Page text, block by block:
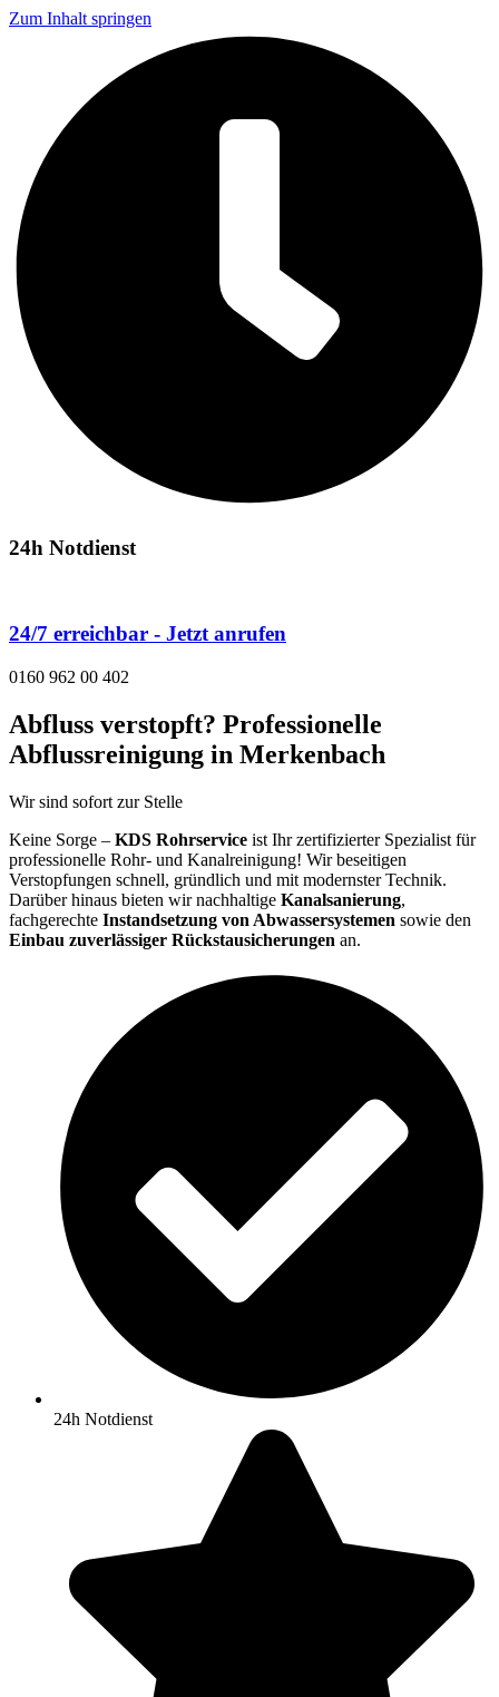
Zum Inhalt springen
24h Notdienst
24/7 erreichbar - Jetzt anrufen
0160 962 00 402
Abfluss verstopft? Professionelle
Abflussreinigung in Merkenbach
Wir sind sofort zur Stelle
Keine Sorge – KDS Rohrservice ist Ihr zertifizierter Spezialist für
professionelle Rohr- und Kanalreinigung! Wir beseitigen
Verstopfungen schnell, gründlich und mit modernster Technik.
Darüber hinaus bieten wir nachhaltige Kanalsanierung,
fachgerechte Instandsetzung von Abwassersystemen sowie den
Einbau zuverlässiger Rückstausicherungen an.
24h Notdienst